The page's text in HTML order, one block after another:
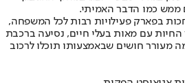
ממש כמו הדבר האמיתי.
בפארק פעילויות רבות לכל המשפחה,
החיות עם מאות בעלי חיים, נסיעה ברכבת
מעורר חושים שבאמצעותו תוכלו לרכוב